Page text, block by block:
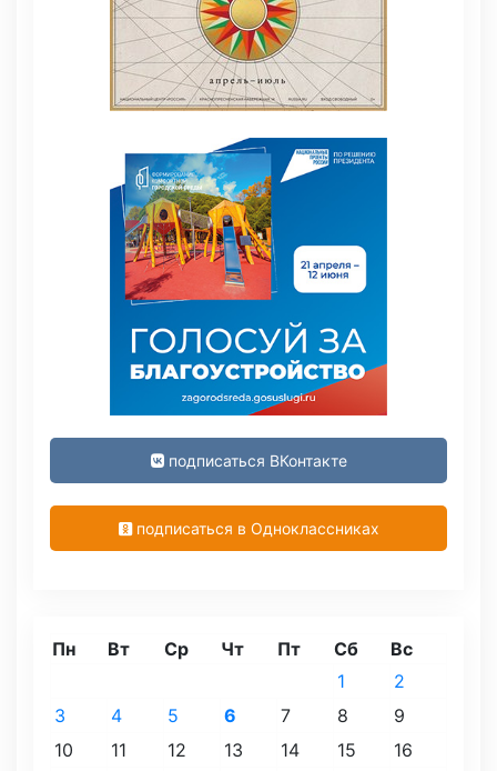
подписаться ВКонтакте
подписаться в Одноклассниках
Пн Вт Ср Чт Пт Сб Вс
1
2
3
4 5 6 7 8
9
10
11 12 13 14 15
16